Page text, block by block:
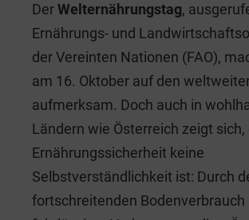
c
e
b
o
o
k
k
e
dI
n
ai
l
DerWelternährungstag,
Ernährungs- und
der Vereinten Nationen (FAO),
am 16. Oktober auf den
aufmerksam. Doch auch in
Ländern wie Österreich zeigt sich,
Ernährungssicherheit keine
Selbstverständlichkeit ist: Durch
fortschreitenden Bodenverbrauch